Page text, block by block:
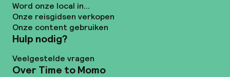
Word onze local in...
Onze reisgidsen verkopen
Onze content gebruiken
Hulp nodig?
Veelgestelde vragen
Over Time to Momo